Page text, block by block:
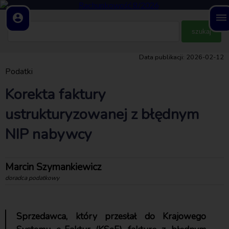
account_circle dehaze
Data publikacji: 2026-02-12
Podatki
Korekta faktury
ustrukturyzowanej z błędnym
NIP nabywcy
Marcin Szymankiewicz
doradca podatkowy
Sprzedawca, który przesłał do Krajowego